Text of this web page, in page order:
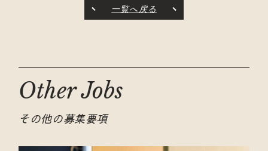
一覧へ戻る
Other Jobs
その他の募集要項